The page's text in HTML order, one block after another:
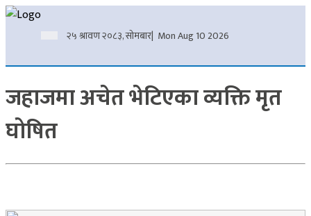
२५ श्रावण २०८३, सोमबार| Mon Aug 10 2026
जहाजमा अचेत भेटिएका व्यक्ति मृत
घोषित